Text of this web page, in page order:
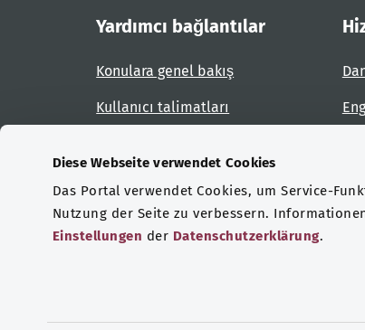
Diese Webseite verwendet Cookies
Das Portal verwendet Cookies, um Service-
Nutzung der Seite zu verbessern.
Einstellungen der Datenschutzerklärung.
Yardımcı bağlantılar
Konulara genel bakış
Kullanıcı talimatları
Sertifikasyonlar